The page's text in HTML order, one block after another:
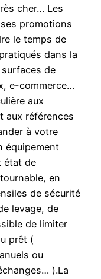
cher… Les
promotions
le temps de
dans la
de
e-commerce…
aux
aux références
à votre
équipement
état de
en
de sécurité
levage, de
de limiter
prêt (
ou
).La